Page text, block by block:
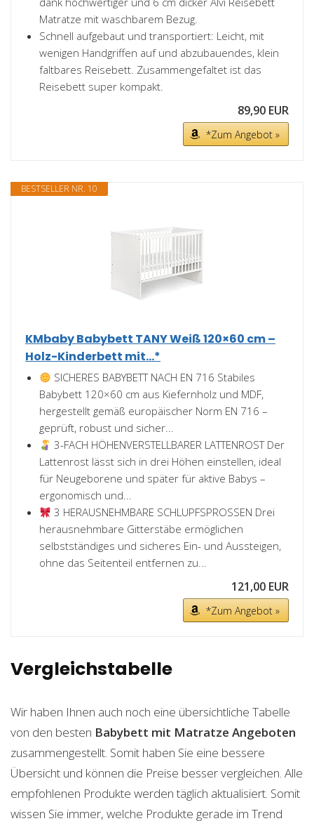
Matratze mit waschbarem Bezug.
Schnell aufgebaut und transportiert: Leicht, mit
wenigen Handgriffen auf und abzubauendes, klein
faltbares Reisebett. Zusammengefaltet ist das
Reisebett super kompakt.
89,90 EUR
*Zum Angebot »
BESTSELLER NR. 10
KMbaby Babybett TANY Weiß 120×60 cm –
Holz-Kinderbett mit...*
SICHERES BABYBETT NACH EN 716 Stabiles
Babybett 120×60 cm aus Kiefernholz und MDF,
hergestellt gemäß europäischer Norm EN 716 –
geprüft, robust und sicher...
3-FACH HÖHENVERSTELLBARER LATTENROST Der
Lattenrost lässt sich in drei Höhen einstellen, ideal
für Neugeborene und später für aktive Babys –
ergonomisch und...
3 HERAUSNEHMBARE SCHLUPFSPROSSEN Drei
herausnehmbare Gitterstäbe ermöglichen
selbstständiges und sicheres Ein- und Aussteigen,
ohne das Seitenteil entfernen zu...
121,00 EUR
*Zum Angebot »
Vergleichstabelle
Wir haben Ihnen auch noch eine übersichtliche Tabelle
von den besten Babybett mit Matratze Angeboten
zusammengestellt. Somit haben Sie eine bessere
Übersicht und können die Preise besser vergleichen. Alle
empfohlenen Produkte werden täglich aktualisiert. Somit
wissen Sie immer, welche Produkte gerade im Trend